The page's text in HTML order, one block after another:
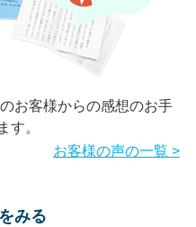
お客様からの感想のお手
す。
お客様の声の一覧 >
みる